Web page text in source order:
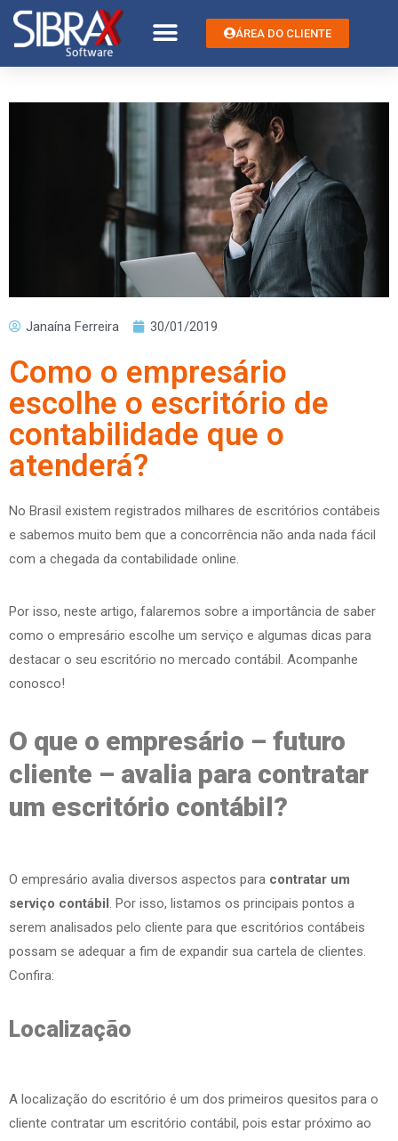
ÁREA DO CLIENTE
Janaína Ferreira 30/01/2019
Como o empresário
escolhe o escritório de
contabilidade que o
atenderá?
No Brasil existem registrados milhares de escritórios contábeis
e sabemos muito bem que a concorrência não anda nada fácil
com a chegada da contabilidade online.
Por isso, neste artigo, falaremos sobre a importância de saber
como o empresário escolhe um serviço e algumas dicas para
destacar o seu escritório no mercado contábil. Acompanhe
conosco!
O que o empresário – futuro
cliente – avalia para contratar
um escritório contábil?
O empresário avalia diversos aspectos para contratar um
serviço contábil. Por isso, listamos os principais pontos a
serem analisados pelo cliente para que escritórios contábeis
possam se adequar a fim de expandir sua cartela de clientes.
Confira:
Localização
A localização do escritório é um dos primeiros quesitos para o
cliente contratar um escritório contábil, pois estar próximo ao